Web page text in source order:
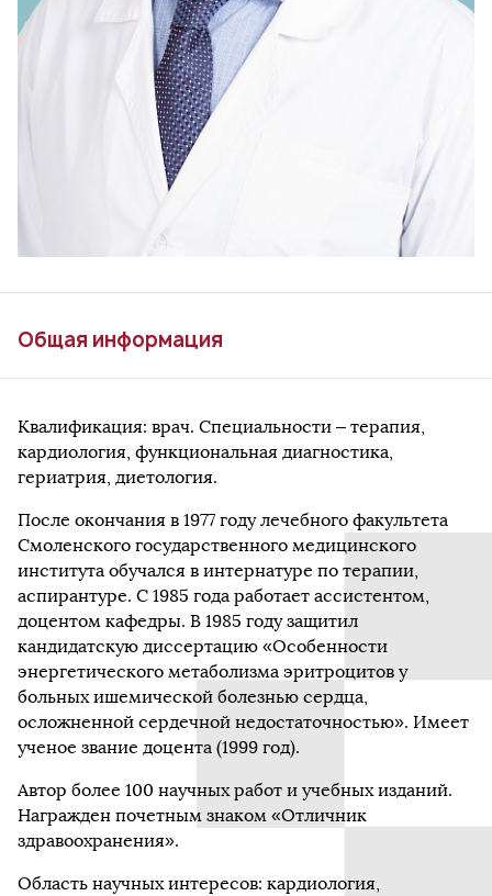
Общая информация
Квалификация: врач. Специальности – терапия,
кардиология, функциональная диагностика,
гериатрия, диетология.
После окончания в 1977 году лечебного факультета
Смоленского государственного медицинского
института обучался в интернатуре по терапии,
аспирантуре. С 1985 года работает ассистентом,
доцентом кафедры. В 1985 году защитил
кандидатскую диссертацию «Особенности
энергетического метаболизма эритроцитов у
больных ишемической болезнью сердца,
осложненной сердечной недостаточностью». Имеет
ученое звание доцента (1999 год).
Автор более 100 научных работ и учебных изданий.
Награжден почетным знаком «Отличник
здравоохранения».
Область научных интересов: кардиология,